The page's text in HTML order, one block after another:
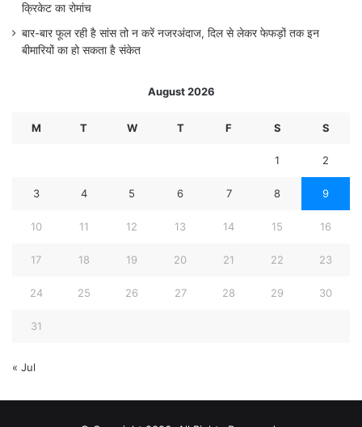
क्रिकेट का रोमांच
बार-बार फूल रही है सांस तो न करें नजरअंदाज, दिल से लेकर फेफड़ों तक इन
बीमारियों का हो सकता है संकेत
August 2026
M T W T F S S
1 2
3 4 5 6 7 8 9
10 11 12 13 14 15 16
17 18 19 20 21 22 23
24 25 26 27 28 29 30
31
« Jul